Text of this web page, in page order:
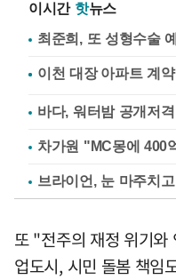
이시간 핫뉴스
최준희, 또 성형수술
바다, 워터밤 공개저
차가원 "MC몽에 400
브라이언, 눈 마주치
또 "전주의 재정 위기
업도시, 시민 돌봄 책임